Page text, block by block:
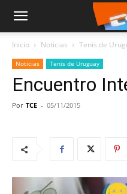
Inicio Noticias Tenis de
Noticias Tenis de Uruguay
Encuentro
Por TCE - 05/11/2015